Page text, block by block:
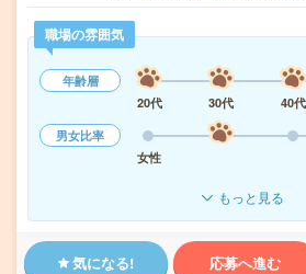
職場の雰囲気
年齢層
20代
30代 40代
男女比率
女性
もっと見る
気になる! 応募へ進む